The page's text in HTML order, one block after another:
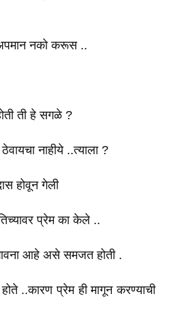
नको करूस ..
ती हे सगळे ?
नाहीये ..त्याला ?
होवून गेली
प्रेम का केले ..
आहे असे समजत होती .
..कारण प्रेम ही मागून करण्याची